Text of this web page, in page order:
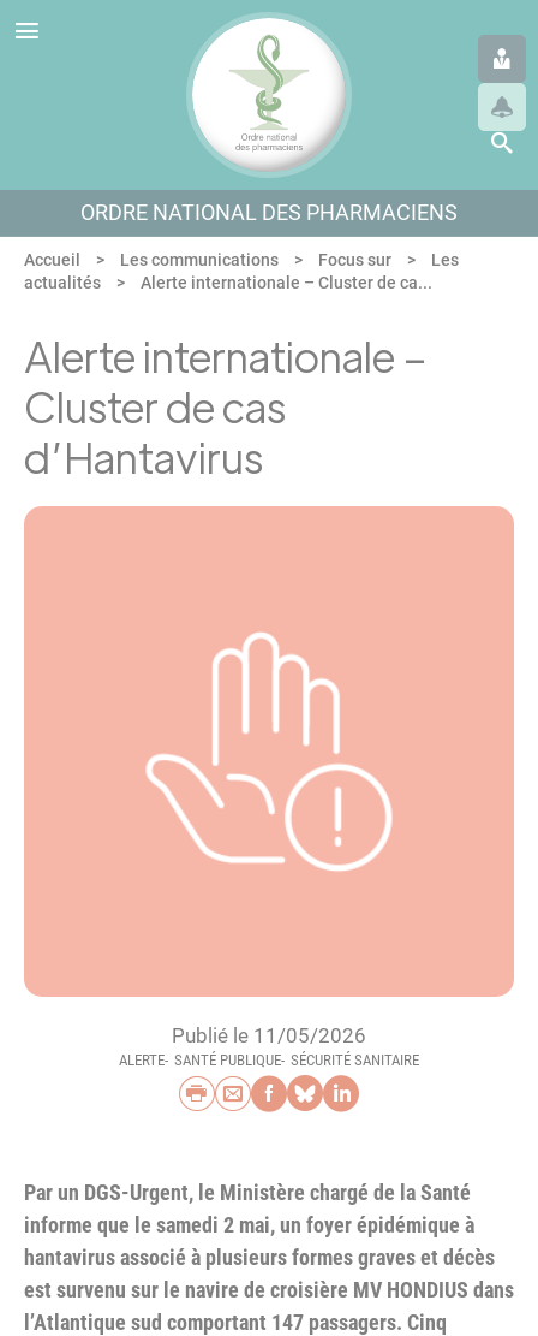
Aller au menu
Aller au contenu
Aller en bas de page
ORDRE NATIONAL DES PHARMACIENS
Accueil Les communications Focus sur
Les
actualités
Alerte internationale – Cluster de ca...
Alerte internationale –
Cluster de cas
d’Hantavirus
Publié le 11/05/2026
ALERTE SANTÉ PUBLIQUE SÉCURITÉ SANITAIRE
Imprimer
Envoyer par e-mail
Partager sur
Partager sur
Partager sur
Par un DGS-Urgent, le Ministère chargé de la Santé
informe que le samedi 2 mai, un foyer épidémique à
hantavirus associé à plusieurs formes graves et décès
est survenu sur le navire de croisière MV HONDIUS dans
l’Atlantique sud comportant 147 passagers. Cinq
Panneau de gestion des cookies